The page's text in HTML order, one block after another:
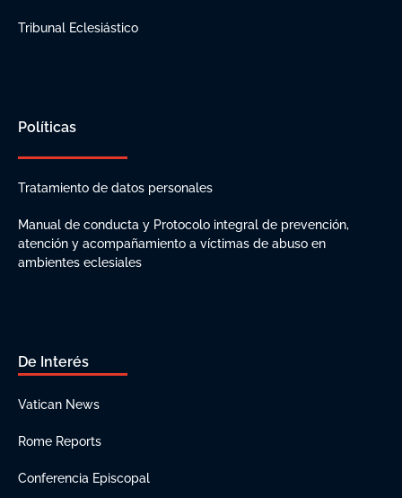
Tribunal Eclesiástico
Políticas
Tratamiento de datos personales
Manual de conducta y Protocolo integral de prevención,
atención y acompañamiento a víctimas de abuso en
ambientes eclesiales
De Interés
Vatican News
Rome Reports
Conferencia Episcopal